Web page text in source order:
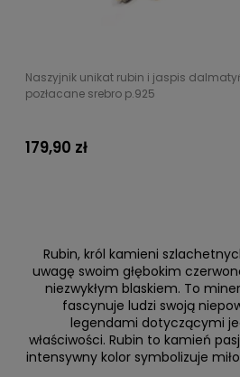
Naszyjnik unikat rubin i jaspis
pozłacane srebro p.925
179,90 zł
Rubin, król kamieni
uwagę swoim głębokim
niezwykłym blaskiem. To
fascynuje ludzi swoją
legendami dotyczącymi
właściwości. Rubin to kamień
intensywny kolor symbolizuje